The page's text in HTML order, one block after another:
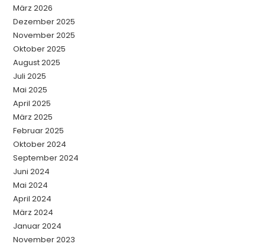
März 2026
Dezember 2025
November 2025
Oktober 2025
August 2025
Juli 2025
Mai 2025
April 2025
März 2025
Februar 2025
Oktober 2024
September 2024
Juni 2024
Mai 2024
April 2024
März 2024
Januar 2024
November 2023